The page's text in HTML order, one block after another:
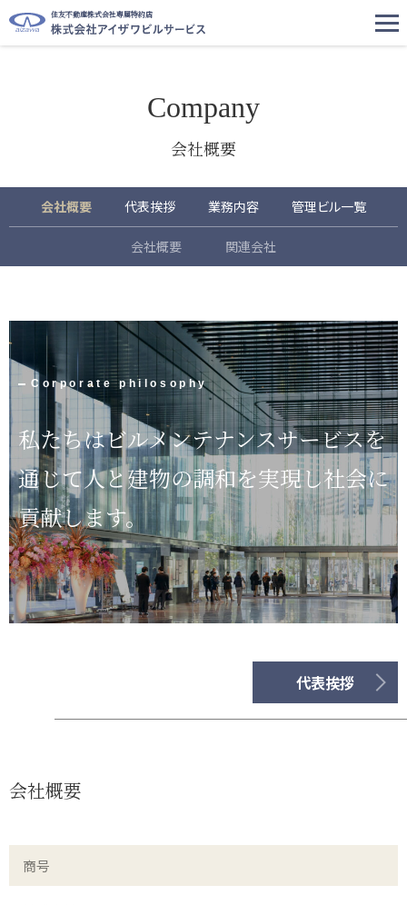
住友不動産株式会社専属特約店
Company
会社概要
会社概要 代表挨拶 業務内容 管理ビル一覧
会社概要 関連会社
Corporate philosophy
私たちはビルメンテナンスサービスを
通じて人と建物の調和を実現し社会に
貢献します。
代表挨拶
会社概要
商号